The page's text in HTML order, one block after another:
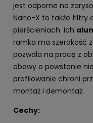
jest odporne na
Nano-X to także filtry
pierścieniach. Ich
ramka ma szerokość
pozwala na pracę z
obawy o powstanie
profilowanie chroni
montaż i demontaż.
Cechy: